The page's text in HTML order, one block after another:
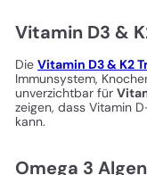
Vitamin D3 &
Die Vitamin D3 & K2
Immunsystem,
unverzichtbar für
zeigen, dass Vitamin
kann.
Omega 3